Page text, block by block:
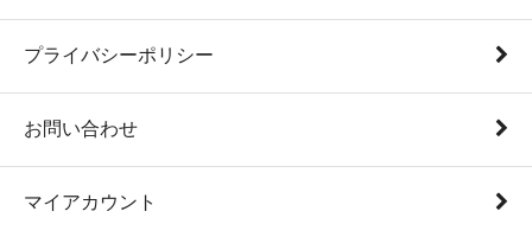
プライバシーポリシー
お問い合わせ
マイアカウント